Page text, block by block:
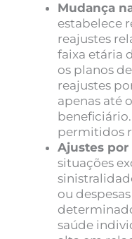
Mudança
estabelece
reajustes
faixa etária
os planos
reajustes
apenas até
permitidos
Ajustes por
situações
ou
saúde